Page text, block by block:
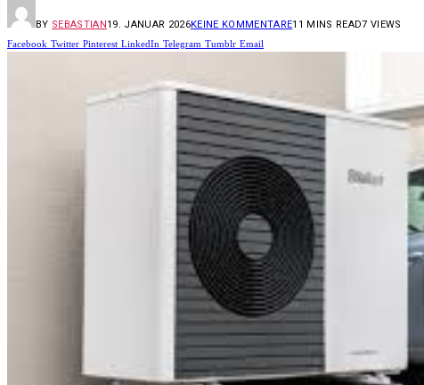
BY SEBASTIAN19. JANUAR 2026KEINE KOMMENTARE11 MINS READ7 VIEWS
Facebook Twitter Pinterest LinkedIn Telegram Tumblr Email